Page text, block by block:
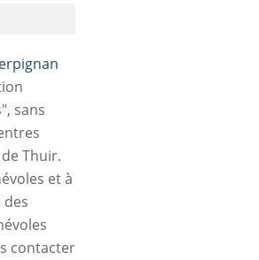
sans
Thuir.
et à
contacter